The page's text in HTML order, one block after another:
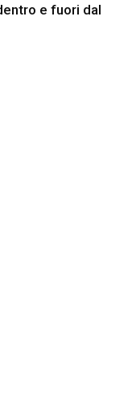
e fuori dal